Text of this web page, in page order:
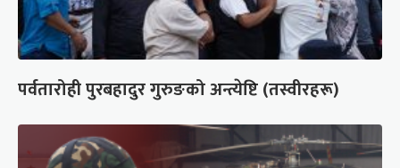
पर्वतारोही पुरबहादुर गुरुङको अन्त्येष्टि (तस्वीरहरू)